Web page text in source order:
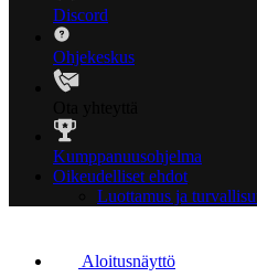
Discord
Ohjekeskus
Kumppanuusohjelma
Oikeudelliset ehdot
Luottamus ja
Aloitusnäyttö